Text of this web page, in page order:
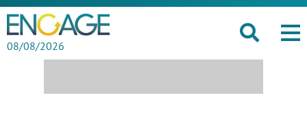
08/08/2026